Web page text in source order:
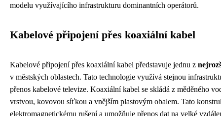
modelu využívajícího infrastrukturu dominantních operátorů.
Kabelové připojení přes koaxiální kabel
Kabelové připojení přes koaxiální kabel představuje jednu z
v městských oblastech. Tato technologie využívá stejnou
přenos kabelové televize. Koaxiální kabel se skládá z měděného
vrstvou, kovovou síťkou a vnějším plastovým obalem. Tato
elektromagnetickému rušení a umožňuje přenos dat na velké